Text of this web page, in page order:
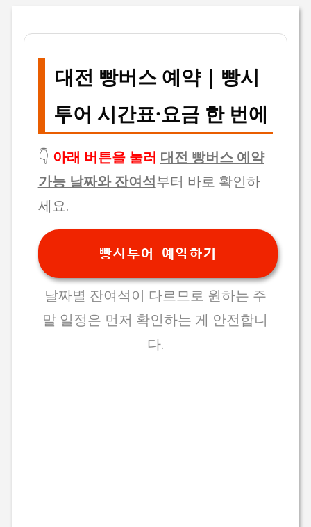
대전 빵버스 예약 | 빵시
투어 시간표·요금 한 번에
👇 아래 버튼을 눌러 대전 빵버스 예약
가능 날짜와 잔여석부터 바로 확인하
세요.
빵시투어 예약하기
날짜별 잔여석이 다르므로 원하는 주
말 일정은 먼저 확인하는 게 안전합니
다.